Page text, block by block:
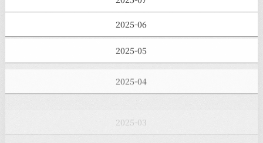
2025-06
2025-05
2025-03
2025-02